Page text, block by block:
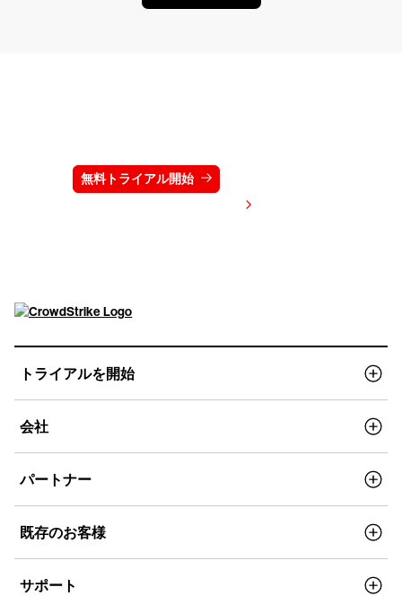
無料トライアル開始
トライアルを開始
会社
パートナー
既存のお客様
サポート